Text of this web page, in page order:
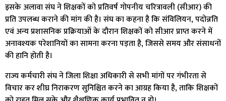
इसके अलावा संघ ने शिक्षकों को प्रतिवर्ष गोपनीय चरित्रावली (सीआर) की
प्रति उपलब्ध कराने की मांग की है। संघ का कहना है कि संविलियन, पदोन्नति
एवं अन्य प्रशासनिक प्रक्रियाओं के दौरान शिक्षकों को सीआर प्राप्त करने में
अनावश्यक परेशानियों का सामना करना पड़ता है, जिससे समय और संसाधनों
की हानि होती है।
राज्य कर्मचारी संघ ने जिला शिक्षा अधिकारी से सभी मांगों पर गंभीरता से
विचार कर शीघ्र निराकरण सुनिश्चित करने का आग्रह किया है, ताकि शिक्षकों